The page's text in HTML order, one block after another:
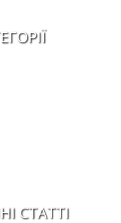
СТАТТІ